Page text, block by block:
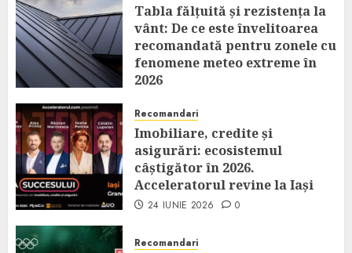
Tabla fălțuită și rezistența la
vânt: De ce este învelitoarea
recomandată pentru zonele cu
fenomene meteo extreme în
2026
Recomandari
Imobiliare, credite și
asigurări: ecosistemul
câștigător în 2026.
Acceleratorul revine la Iași
24 IUNIE 2026 0
Recomandari